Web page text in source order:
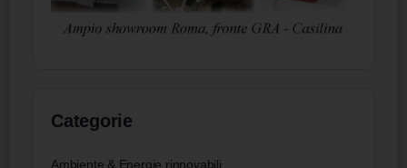
Categorie
Ambiente & Energie rinnovabili